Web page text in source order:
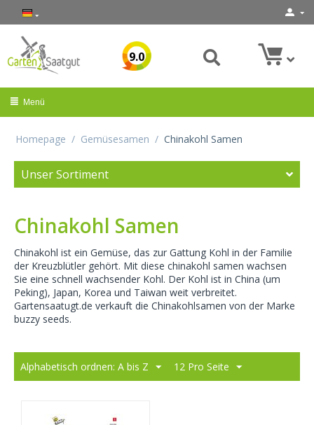
9.0
Menü
Homepage / Gemüsesamen / Chinakohl Samen
Unser Sortiment
Chinakohl Samen
Chinakohl ist ein Gemüse, das zur Gattung Kohl in der Familie
der Kreuzblütler gehört. Mit diese chinakohl samen wachsen
Sie eine schnell wachsender Kohl. Der Kohl ist in China (um
Peking), Japan, Korea und Taiwan weit verbreitet.
Gartensaatugt.de verkauft die Chinakohlsamen von der Marke
buzzy seeds.
Alphabetisch ordnen: A bis Z 12 Pro Seite